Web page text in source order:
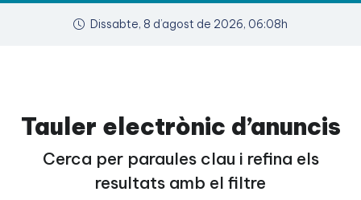
Dissabte, 8 d’agost de 2026, 06:08h
Tauler electrònic d’anuncis
Cerca per paraules clau i refina els
resultats amb el filtre